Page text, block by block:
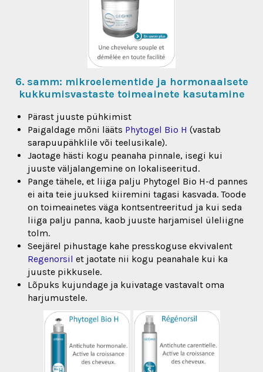
6. samm: mikroelementide ja hormonaalsete
kukkumisvastaste toimeainete kasutamine
Pärast juuste pühkimist
Paigaldage mõni lääts Phytogel Bio H (vastab
sarapuupähklile või teelusikale).
Jaotage hästi kogu peanaha pinnale, isegi kui
juuste väljalangemine on lokaliseeritud.
Pange tähele, et liiga palju Phytogel Bio H-d pannes
ei aita teie juuksed kiiremini tagasi kasvada. Toode
on toimeainetes väga kontsentreeritud ja kui seda
liiga palju panna, kaob juuste harjamisel üleliigne
tolm.
Seejärel pihustage kahe presskoguse ekvivalent
Regenorsil et jaotate nii kogu peanahale kui ka
juuste pikkusele.
Lõpuks kujundage ja kuivatage vastavalt oma
harjumustele.